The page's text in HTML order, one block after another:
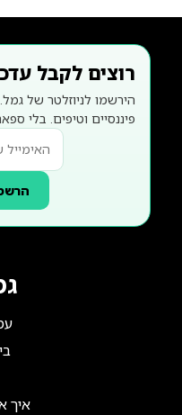
רוצים לקבל
הירשמו לניוזלטר של
פיננסיים וטיפים. בלי
איך